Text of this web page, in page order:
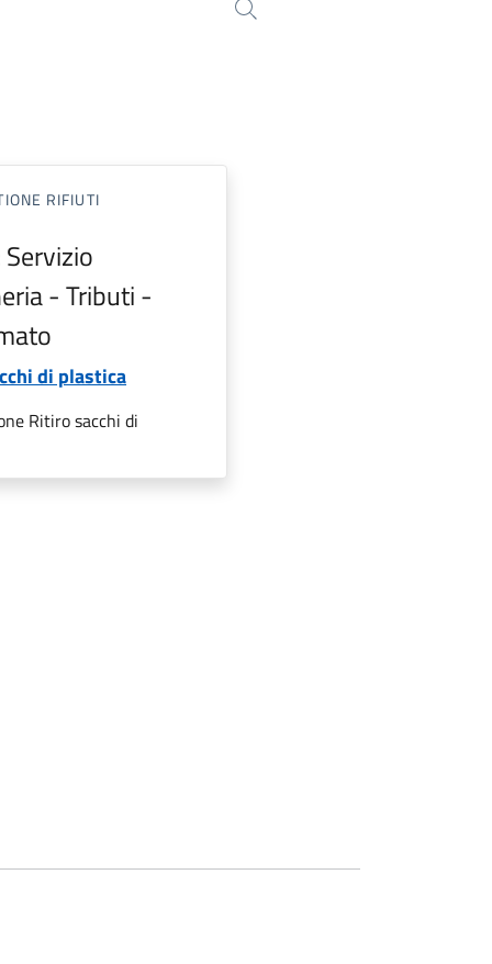
RIFIUTI
- Tributi -
di plastica
Ritiro sacchi di